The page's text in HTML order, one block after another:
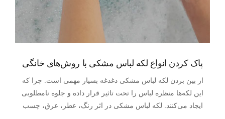
پاک کردن انواع لکه‌ لباس مشکی با روش‌های خانگی
از بین بردن لکه لباس مشکی دغدغه بسیار مهمی است. چرا که
این لکه‌ها منظره لباس‌ را تحت تاثیر قرار داده و جلوه نامطلوبی
ایجاد می‌کنند. لکه لباس مشکی در اثر رنگ، عطر، عرق، چسب